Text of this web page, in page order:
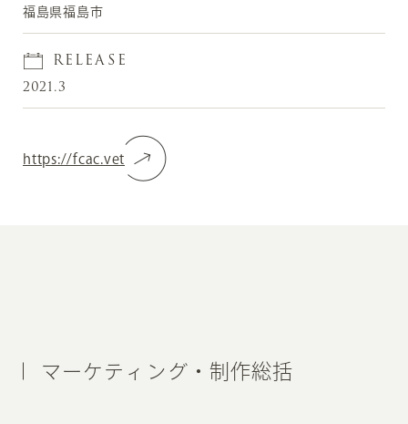
福島県福島市
RELEASE
2021.3
https://fcac.vet
マーケティング・制作総括